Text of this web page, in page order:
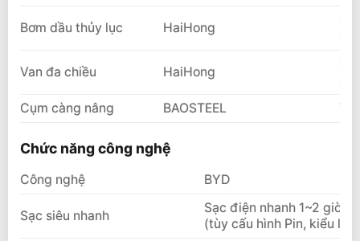
Bơm dầu thủy lục HaiHong
Van đa chiều HaiHong
Cụm càng nâng
BAOSTEEL
Chức năng công nghệ
Công nghệ BYD
Sạc siêu nhanh
Sạc điện nhanh 1~2 giờ,
(tùy cấu hình Pin, kiểu